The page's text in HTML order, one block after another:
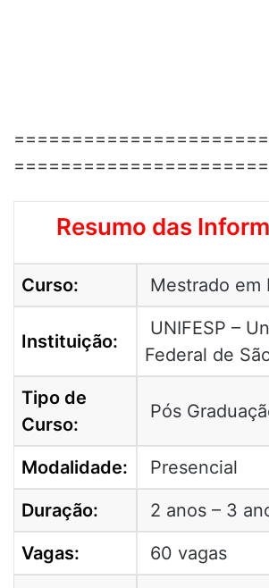
Resumo das
Curso: Mestrado em
Instituição:
UNIFESP –
Federal de
Tipo de
Curso:
Pós
Modalidade:
Presencial
Duração:
2 anos – 3
Vagas:
60 vagas